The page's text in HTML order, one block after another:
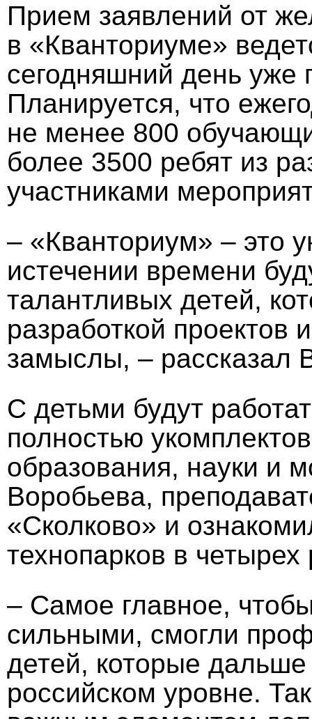
Прием заявлений от
в «Кванториуме»
сегодняшний день уже
Планируется, что
не менее 800
более 3500 ребят из
участниками
– «Кванториум» – это
истечении времени
талантливых детей,
разработкой проектов
замыслы, – рассказал
С детьми будут
полностью
образования, науки и
Воробьева,
«Сколково» и
технопарков в четырех
– Самое главное,
сильными, смогли
детей, которые
российском уровне.